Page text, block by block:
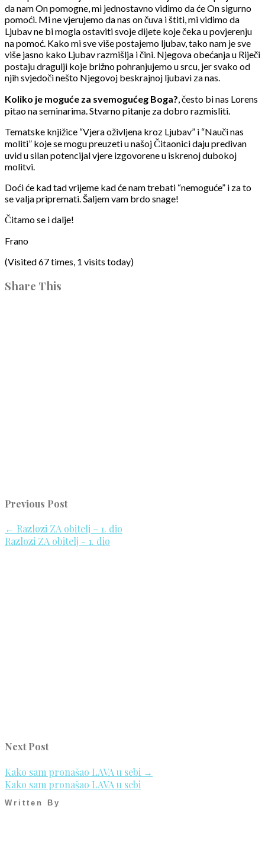
da nam On pomogne, mi jednostavno vidimo da će On sigurno
pomoći. Mi ne vjerujemo da nas on čuva i štiti, mi vidimo da
Ljubav ne bi mogla ostaviti svoje dijete koje čeka u povjerenju
na pomoć. Kako mi sve više postajemo ljubav, tako nam je sve
više jasno kako Ljubav razmišlja i čini. Njegova obećanja u Riječi
postaju dragulji koje brižno pohranjujemo u srcu, jer svako od
njih svjedoči nešto Njegovoj beskrajnoj ljubavi za nas.
Koliko je moguće za svemogućeg Boga?, često bi nas Lorens
pitao na seminarima.Stvarno pitanje za dobro razmisliti.
Tematske knjižice “Vjera oživljena kroz Ljubav” i “Nauči nas
moliti” koje se mogu preuzeti u našoj Čitaonici daju predivan
uvid u silan potencijal vjere izgovorene u iskrenoj dubokoj
molitvi.
Doći će kad tad vrijeme kad će nam trebati “nemoguće” i za to
se valja pripremati. Šaljem vam brdo snage!
Čitamo se i dalje!
Frano
(Visited 67 times, 1 visits today)
Share This
Previous Post
← Razlozi ZA obitelj – 1. dio
Razlozi ZA obitelj - 1. dio
Next Post
Kako sam pronašao LAVA u sebi →
Kako sam pronašao LAVA u sebi
Written By